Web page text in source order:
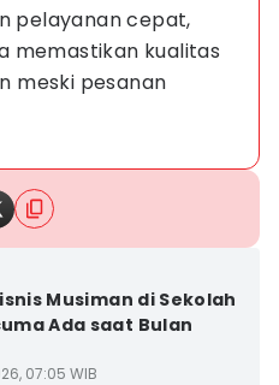
pelayanan cepat,
memastikan kualitas
meski pesanan
Musiman di Sekolah
Ada saat Bulan
07:05 WIB